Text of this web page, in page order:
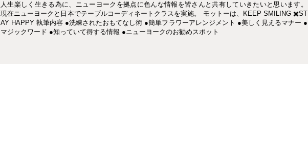
人生楽しく生きる為に、ニューヨークを拠点に色んな情報を皆さんと共有していきたいと思います。
現在ニューヨークと日本でテーブルコーディネートクラスを実施。 モットーは、KEEP SMILING ✖️ST
AY HAPPY 執筆内容 ●洗練されたおもてなし術 ●簡単フラワーアレンジメント ●美しく見えるマナー ●
マジックワード ●知っていて得する情報 ●ニューヨークのお勧めスポット